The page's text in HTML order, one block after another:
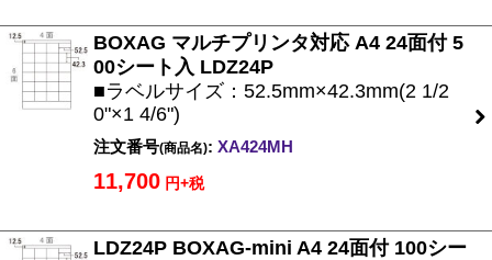
BOXAG マルチプリンタ対応 A4 24面付 5
00シート入 LDZ24P
■ラベルサイズ：52.5mm×42.3mm(2 1/2
0"×1 4/6")
注文番号(商品名): XA424MH
11,700 円+税
LDZ24P BOXAG-mini A4 24面付 100シー